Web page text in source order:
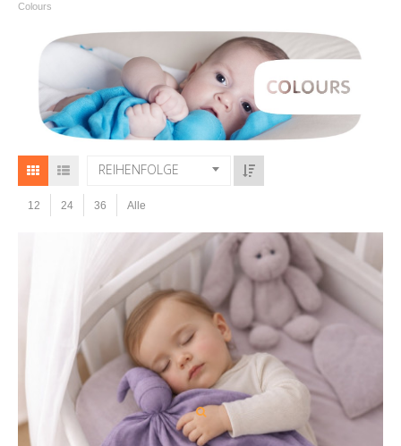
Colours
REIHENFOLGE
12 24 36 Alle